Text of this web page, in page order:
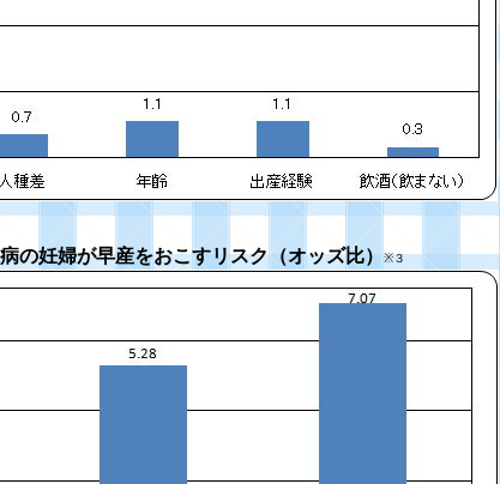
の妊婦が早産をおこすリスク（オッズ比） ※３